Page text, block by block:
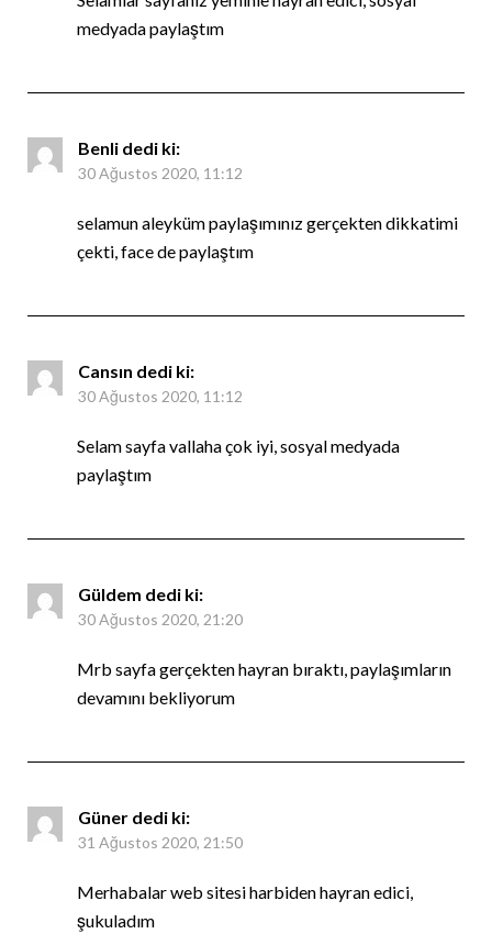
medyada paylaştım
Benli dedi ki:
30 Ağustos 2020, 11:12
selamun aleyküm paylaşımınız gerçekten dikkatimi
çekti, face de paylaştım
Cansın dedi ki:
30 Ağustos 2020, 11:12
Selam sayfa vallaha çok iyi, sosyal medyada
paylaştım
Güldem dedi ki:
30 Ağustos 2020, 21:20
Mrb sayfa gerçekten hayran bıraktı, paylaşımların
devamını bekliyorum
Güner dedi ki:
31 Ağustos 2020, 21:50
Merhabalar web sitesi harbiden hayran edici,
şukuladım